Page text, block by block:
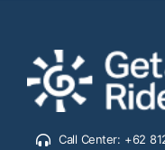
Call Center: +62